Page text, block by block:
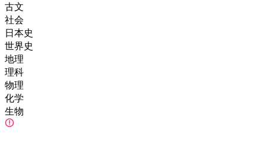
古文
社会
日本史
世界史
地理
理科
物理
化学
生物